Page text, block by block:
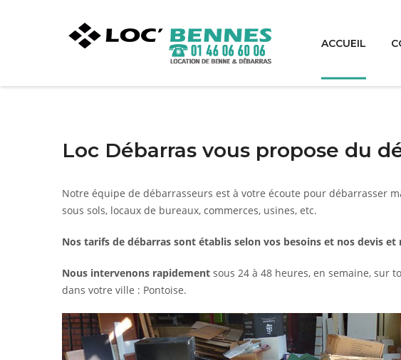
ACCUEIL
Loc Débarras vous propose du
Notre équipe de débarrasseurs est à votre écoute pour débarrasser
sous sols, locaux de bureaux, commerces, usines, etc.
Nos tarifs de débarras sont établis selon vos besoins et nos devis
Nous intervenons rapidement sous 24 à 48 heures, en semaine, sur
dans votre ville : Pontoise.